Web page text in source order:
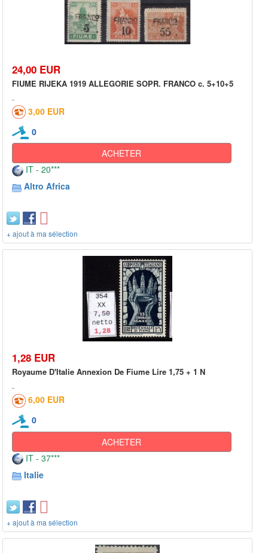
24,00 EUR
FIUME RIJEKA 1919 ALLEGORIE SOPR. FRANCO c. 5+10+5
3,00 EUR
0
ACHETER
IT - 20***
Altro Africa
+ ajout à ma sélection
1,28 EUR
Royaume D'Italie Annexion De Fiume Lire 1,75 + 1 N
6,00 EUR
0
ACHETER
IT - 37***
Italie
+ ajout à ma sélection